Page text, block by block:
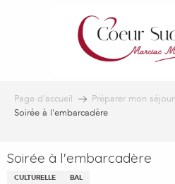
Page d’accueil Préparer mon séjour
Soirée à l'embarcadère
Soirée à l'embarcadère
CULTURELLE BAL